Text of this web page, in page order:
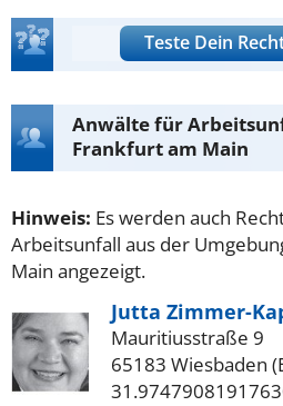
Teste Dein
Anwälte für
Frankfurt am Main
Hinweis: Es werden auch
Arbeitsunfall aus der
Main angezeigt.
Jutta Zimmer-
Mauritiusstraße 9
65183 Wiesbaden